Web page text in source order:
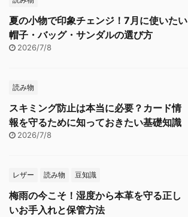
夏の小物で印象チェンジ！7月に使いたい
帽子・バッグ・サンダルの選び方
2026/7/8
読み物
スキミング防止は本当に必要？カード情
報を守るために知っておきたい基礎知識
2026/7/8
レザー 読み物 豆知識
梅雨の今こそ！湿度から本革を守る正し
いお手入れと保管方法